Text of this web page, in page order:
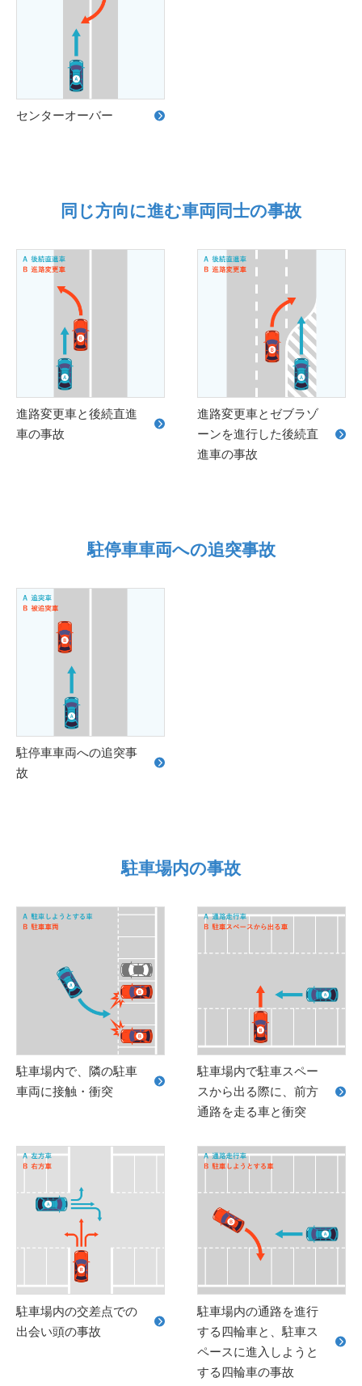
センターオーバー
同じ方向に進む車両同士の事故
進路変更車と後続直進
車の事故
進路変更車とゼブラゾ
ーンを進行した後続直
進車の事故
駐停車車両への追突事故
駐停車車両への追突事
故
駐車場内の事故
駐車場内で、隣の駐車
車両に接触・衝突
駐車場内で駐車スペー
スから出る際に、前方
通路を走る車と衝突
駐車場内の交差点での
出会い頭の事故
駐車場内の通路を進行
する四輪車と、駐車ス
ペースに進入しようと
する四輪車の事故